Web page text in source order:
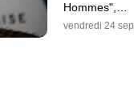
Hommes",…
vendredi 24